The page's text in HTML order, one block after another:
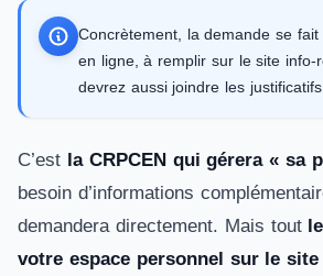
Concrètement, la demande se
en ligne, à remplir sur le site info-
devrez aussi joindre les
C’est la CRPCEN qui gérera « sa
besoin d’informations
demandera directement. Mais tout
votre espace personnel sur le